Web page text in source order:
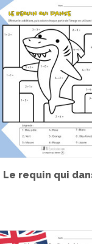
Le requin qui